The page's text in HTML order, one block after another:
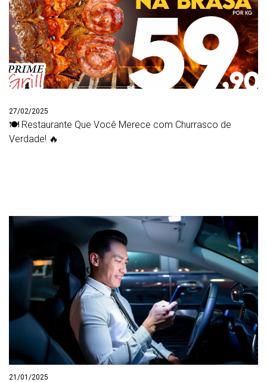
27/02/2025
🍽️ Restaurante Que Você Merece com Churrasco de
Verdade! 🔥
21/01/2025